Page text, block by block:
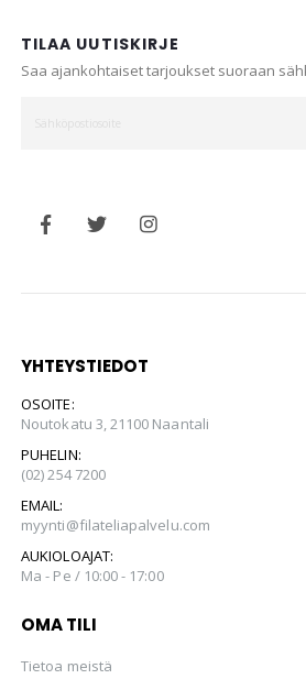
TILAA UUTISKIRJE
Saa ajankohtaiset tarjoukset suoraan
YHTEYSTIEDOT
OSOITE:
Noutokatu 3, 21100 Naantali
PUHELIN:
(02) 254 7200
EMAIL:
myynti@filateliapalvelu.com
AUKIOLOAJAT:
Ma - Pe / 10:00 - 17:00
OMA TILI
Tietoa meistä